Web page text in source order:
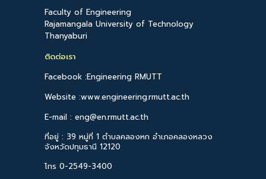
Faculty of Engineering
Rajamangala University of Technology
Thanyaburi
ติดต่อเรา
Facebook :Engineering RMUTT
Website :www.engineering.rmutt.ac.th
E-mail : eng@en.rmutt.ac.th
ที่อยู่ : 39 หมู่ที่ 1 ตำบลคลองหก อำเภอคลองหลวง
จังหวัดปทุมธานี 12120
โทร 0-2549-3400